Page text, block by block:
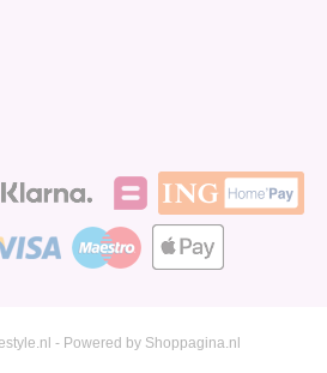
- Powered by Shoppagina.nl